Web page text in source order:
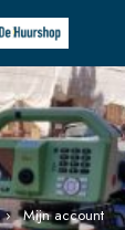
› Mijn account